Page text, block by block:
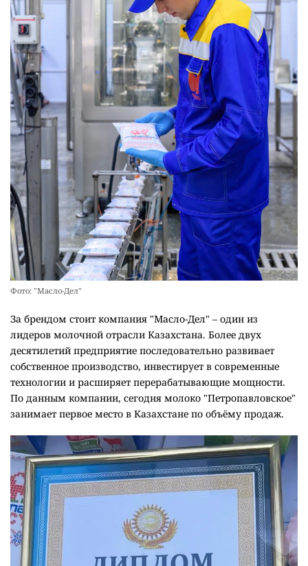
Фото: "Масло-Дел"
За брендом стоит компания "Масло-Дел" – один из
лидеров молочной отрасли Казахстана. Более двух
десятилетий предприятие последовательно развивает
собственное производство, инвестирует в современные
технологии и расширяет перерабатывающие мощности.
По данным компании, сегодня молоко "Петропавловское"
занимает первое место в Казахстане по объёму продаж.